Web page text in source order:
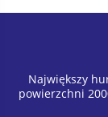
Największy
powierzchni